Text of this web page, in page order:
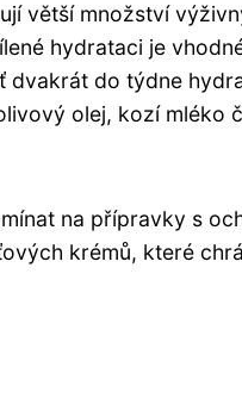
větší množství
hydrataci je
dvakrát do týdne
olej, kozí mléko
na přípravky s
krémů, které